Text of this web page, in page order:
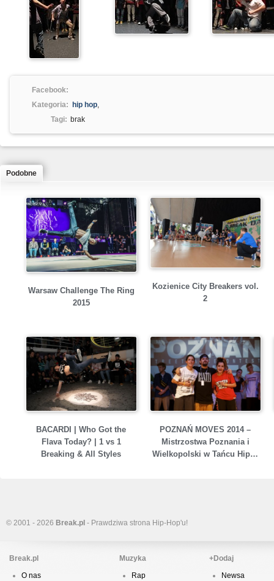
Facebook:
Kategoria:
hip hop,
Tagi: brak
Podobne
Warsaw Challenge The Ring
2015
Kozienice City Breakers vol.
2
BACARDI | Who Got the
Flava Today? | 1 vs 1
Breaking & All Styles
POZNAŃ MOVES 2014 –
Mistrzostwa Poznania i
Wielkopolski w Tańcu Hip…
© 2001 - 2026 Break.pl - Prawdziwa strona Hip-Hop'u!
Break.pl
O nas
Muzyka
Rap
+Dodaj
Newsa